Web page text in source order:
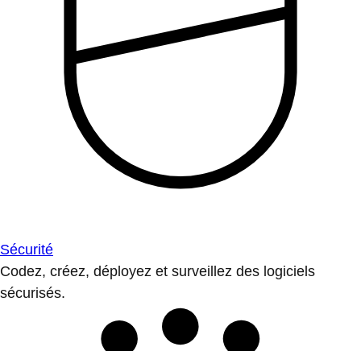
Sécurité
Codez, créez, déployez et surveillez des logiciels
sécurisés.